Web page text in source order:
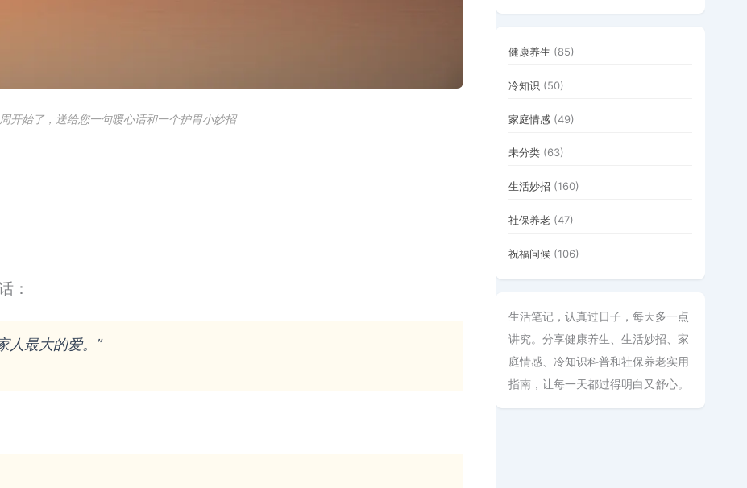
开始了，送给您一句暖心话和一个护胃小妙招
：
人最大的爱。”
健康养生 (85)
冷知识 (50)
家庭情感 (49)
未分类 (63)
生活妙招 (160)
社保养老 (47)
祝福问候 (106)
生活笔记，认真过日子，每天多一点
讲究。分享健康养生、生活妙招、家
庭情感、冷知识科普和社保养老实用
指南，让每一天都过得明白又舒心。